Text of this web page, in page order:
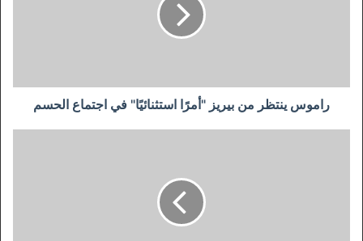
الحسم
راموس ينتظر من بيريز "أمرًا استثنائيًا" في اجتماع الحسم